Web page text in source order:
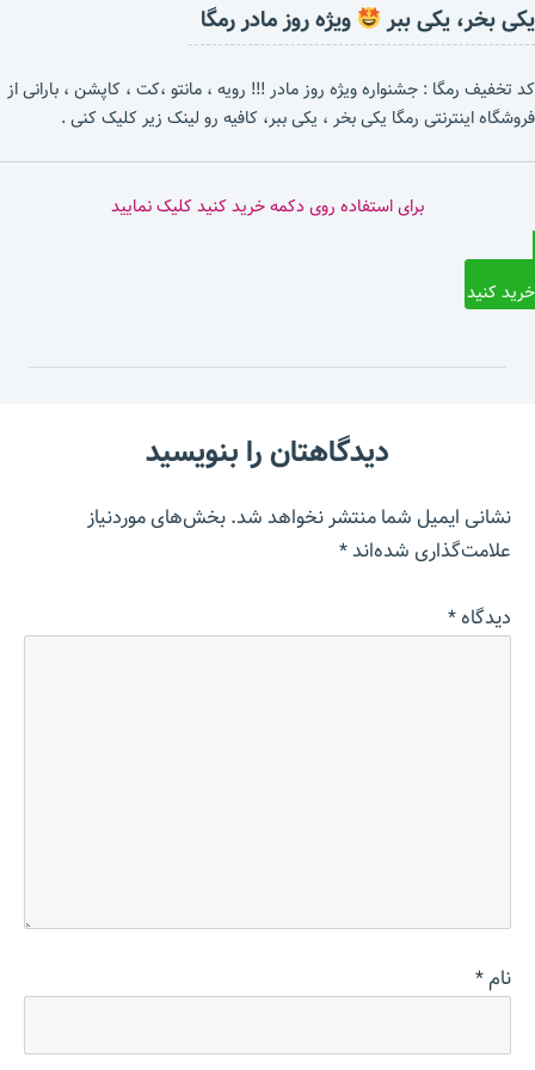
یکی بخر، یکی ببر ویژه روز مادر رمگا
کد تخفیف رمگا : جشنواره ویژه روز مادر !!! رویه ، مانتو ،کت ، کاپشن ، بارانی از
فروشگاه اینترنتی رمگا یکی بخر ، یکی ببر، کافیه رو لینک زیر کلیک کنی .
برای استفاده روی دکمه خرید کنید کلیک نمایید
خرید کنید
دیدگاهتان را بنویسید
نشانی ایمیل شما منتشر نخواهد شد.بخش‌های موردنیاز
علامت‌گذاری شده‌اند*
دیدگاه*
نام*